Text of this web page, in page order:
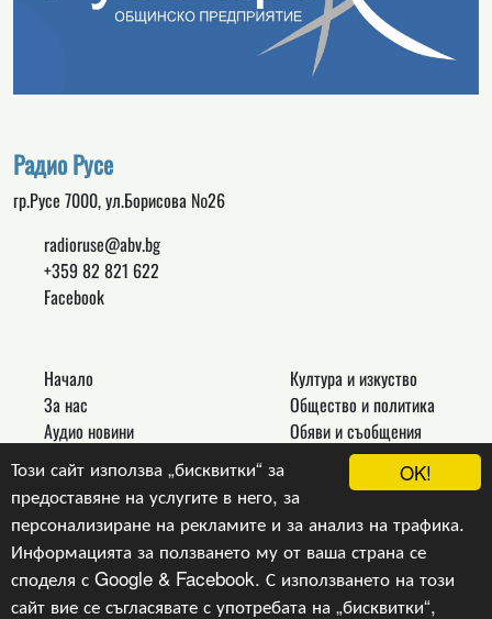
OK!
Този сайт използва „бисквитки“ за
предоставяне на услугите в него, за
персонализиране на рекламите и за анализ на трафика.
Информацията за ползването му от ваша страна се
споделя с Google & Facebook. С използването на този
сайт вие се съгласявате с употребата на „бисквитки“,
Радио Русе
гр.Русе 7000, ул.Борисова №26
radioruse@abv.bg
+359 82 821 622
Facebook
Начало
За нас
Аудио новини
Връзки
Контакти
Култура и изкуство
Общество и политика
Обяви и съобщения
Новини
Други
Copyright © 2024, v.1.0,Радио Русе, Уеб Дизайн и